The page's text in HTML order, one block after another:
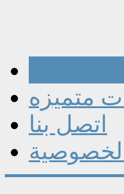
متميزه
اتصل بنا
الخصوصية